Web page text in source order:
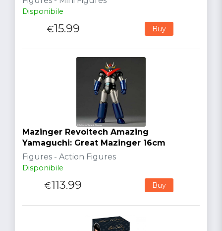
Disponibile
€15.99 Buy
Mazinger Revoltech Amazing
Yamaguchi: Great Mazinger 16cm
Figures - Action Figures
Disponibile
€113.99 Buy